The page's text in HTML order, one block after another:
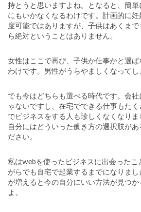
持とうと思いますよね。となると、簡
にもいかなくなるわけです。計画的に
度可能ではありますが、子供はあくま
ら絶対ということはありません。
女性はここで再び、子供か仕事かと選
わけです。男性がうらやましくなってし
でも今はどちらも選べる時代です。会
ゃないですし、在宅でできる仕事もた
でビジネスをする人も珍しくなくなり
自分にはどういった働き方の選択肢があ
ださい。
私はwebを使ったビジネスに出会ったこ
がらでも自宅で起業するまでになりま
が増えると今の自分にいい方法が見つ
よ。